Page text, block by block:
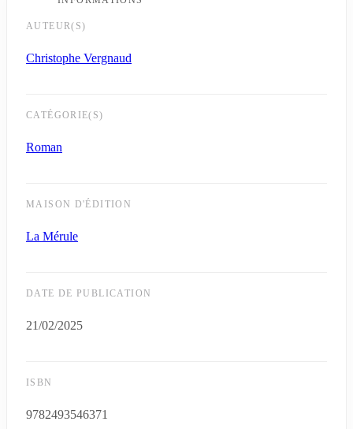
AUTEUR(S)
Christophe Vergnaud
CATÉGORIE(S)
Roman
MAISON D'ÉDITION
La Mérule
DATE DE PUBLICATION
21/02/2025
ISBN
9782493546371